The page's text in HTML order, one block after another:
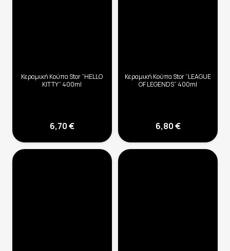
Κεραμική Κούπα Stor “HELLO
KITTY” 400ml
6,70€
Κεραμική Κούπα Stor “LEAGUE
OF LEGENDS” 400ml
6,80€